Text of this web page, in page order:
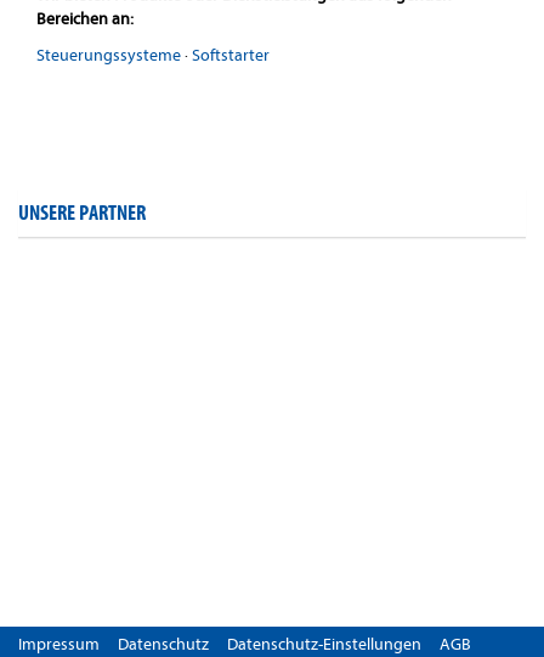
Bereichen an:
Steuerungssysteme·Softstarter
UNSERE PARTNER
Impressum Datenschutz Datenschutz-Einstellungen AGB